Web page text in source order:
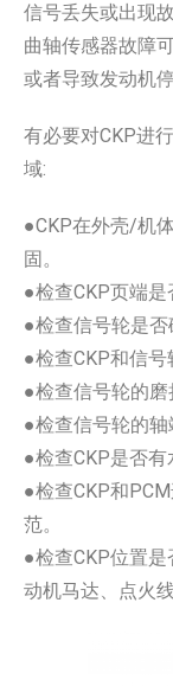
信号丢失或出现
曲轴传感器故障
或者导致发动机停
有必要对CKP进
域:
●CKP在外壳/机
固。
●检查CKP页端是
●检查信号轮是否
●检查CKP和信号
●检查信号轮的磨
●检查信号轮的轴
●检查CKP是否有
●检查CKP和
范。
●检查CKP位置
动机马达、点火